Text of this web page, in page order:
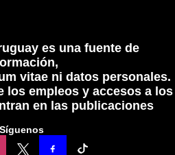
es una fuente de
vitae ni datos personales.
los empleos y accesos a los
en las publicaciones
Síguenos